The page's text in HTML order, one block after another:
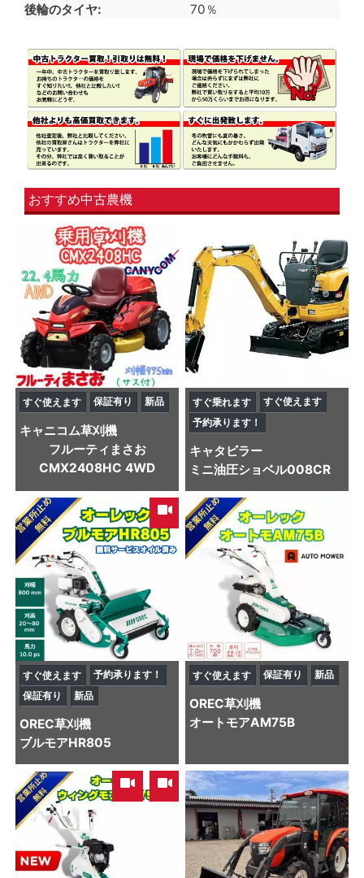
後輪のタイヤ
70％
おすすめ中古農機
すぐ使えます 保証有り 新品
キャニコム草刈機
フルーティまさお
CMX2408HC 4WD
すぐ乗れます
すぐ使えます
予約承ります！
キャタビラー
ミニ油圧ショベル008CR
すぐ使えます
予約承ります！
保証有り
新品
OREC草刈機
ブルモアHR805
すぐ使えます 保証有り 新品
OREC草刈機
オートモアAM75B